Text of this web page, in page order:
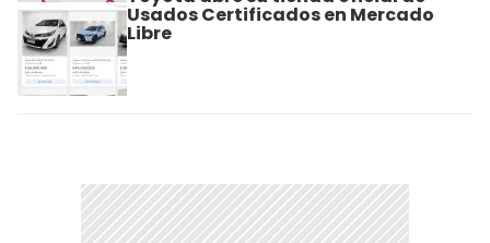
Usados Certificados en Mercado
Libre